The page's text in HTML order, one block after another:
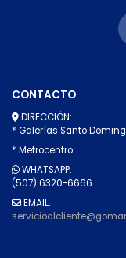
CONTACTO
DIRECCIÓN:
* Galerías Santo
* Metrocentro
WHATSAPP:
(507) 6320-6666
EMAIL: